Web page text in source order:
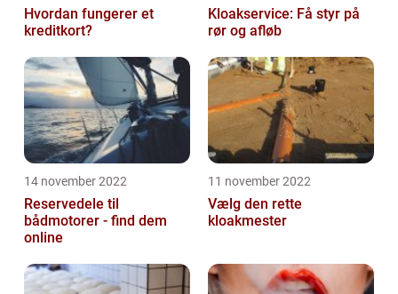
Hvordan fungerer et
kreditkort?
Kloakservice: Få styr på
rør og afløb
14 november 2022
Reservedele til
bådmotorer - find dem
online
11 november 2022
Vælg den rette
kloakmester